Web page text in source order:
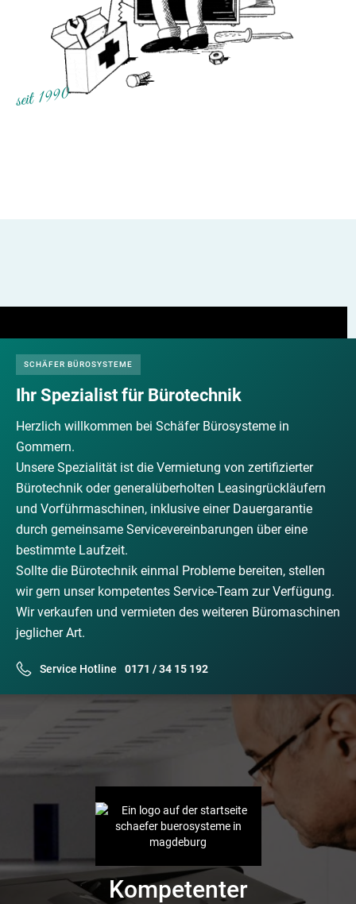
seit 1990
SCHÄFER BÜROSYSTEME
Ihr Spezialist für Bürotechnik
Herzlich willkommen bei Schäfer Bürosysteme in
Gommern.
Unsere Spezialität ist die Vermietung von zertifizierter
Bürotechnik oder generalüberholten Leasingrückläufern
und Vorführmaschinen, inklusive einer Dauergarantie
durch gemeinsame Servicevereinbarungen über eine
bestimmte Laufzeit.
Sollte die Bürotechnik einmal Probleme bereiten, stellen
wir gern unser kompetentes Service-Team zur Verfügung.
Wir verkaufen und vermieten des weiteren Büromaschinen
jeglicher Art.
Service Hotline 0171 / 34 15 192
Kompetenter